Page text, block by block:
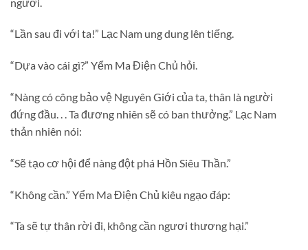
“Lần sau đi với ta!” Lạc Nam ung dung lên tiếng.
“Dựa vào cái gì?” Yểm Ma Điện Chủ hỏi.
“Nàng có công bảo vệ Nguyên Giới của ta, thân là người
đứng đầu. . . Ta đương nhiên sẽ có ban thưởng.” Lạc Nam
thản nhiên nói:
“Sẽ tạo cơ hội để nàng đột phá Hồn Siêu Thần.”
“Không cần.” Yểm Ma Điện Chủ kiêu ngạo đáp:
“Ta sẽ tự thân rời đi, không cần ngươi thương hại.”